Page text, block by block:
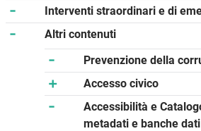
Interventi straordinari e di
Altri contenuti
Prevenzione della
Accesso civico
Accessibilità e
metadati e banche dati